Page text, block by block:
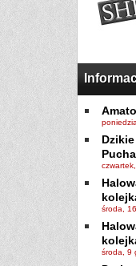
środa,
środa, 9